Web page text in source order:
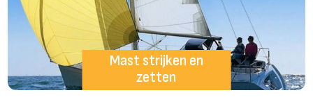
Mast strijken en
zetten